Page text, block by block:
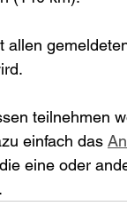
allen
teilnehmen
einfach das
eine oder